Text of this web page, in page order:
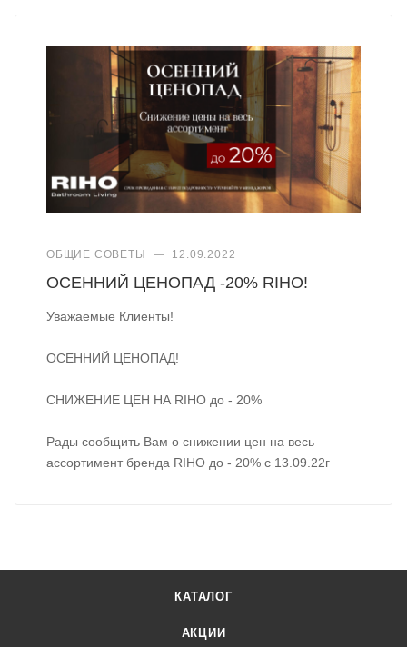
ОБЩИЕ СОВЕТЫ — 12.09.2022
ОСЕННИЙ ЦЕНОПАД -20% RIHO!
Уважаемые Клиенты!
ОСЕННИЙ ЦЕНОПАД!
СНИЖЕНИЕ ЦЕН НА RIHO до - 20%
Рады сообщить Вам о снижении цен на весь
ассортимент бренда RIHO до - 20% с 13.09.22г
КАТАЛОГ
АКЦИИ